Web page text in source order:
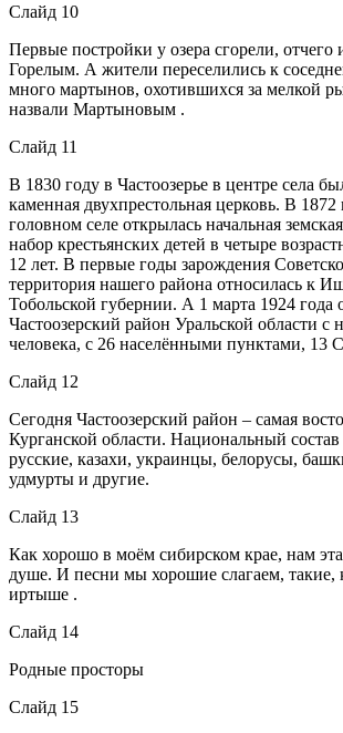
Слайд 10
Первые постройки у озера сгорели, отчего
Горелым. А жители переселились к
много мартынов, охотившихся за мелкой
назвали Мартыновым .
Слайд 11
В 1830 году в Частоозерье в центре села
каменная двухпрестольная церковь. В
головном селе открылась начальная
набор крестьянских детей в четыре
12 лет. В первые годы зарождения
территория нашего района относилась к
Тобольской губернии. А 1 марта 1924 года
Частоозерский район Уральской области с
человека, с 26 населёнными пунктами, 13
Слайд 12
Сегодня Частоозерский район – самая
Курганской области. Национальный состав
русские, казахи, украинцы, белорусы,
удмурты и другие.
Слайд 13
Как хорошо в моём сибирском крае, нам
душе. И песни мы хорошие слагаем, такие,
иртыше .
Слайд 14
Родные просторы
Слайд 15